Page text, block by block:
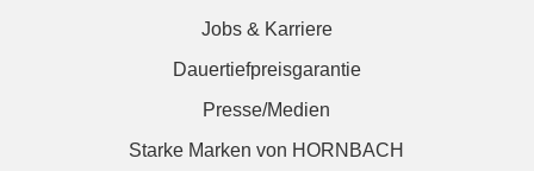
Jobs & Karriere
Dauertiefpreisgarantie
Presse/Medien
Starke Marken von HORNBACH